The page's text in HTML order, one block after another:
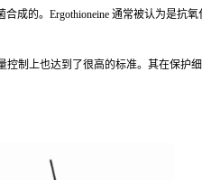
成的。Ergothioneine 通常被认为是抗氧
制上也达到了很高的标准。其在保护细